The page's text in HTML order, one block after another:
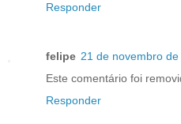
Responder
felipe 21 de novembro
Este comentário foi
Responder